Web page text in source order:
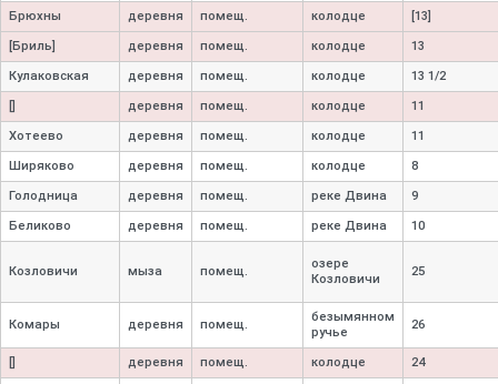
Брюхны деревня помещ. колодце [13]
[Бриль] деревня помещ. колодце 13
Кулаковская деревня помещ. колодце 13 1/2
деревня помещ. колодце 11
Хотеево деревня помещ. колодце 11
Ширяково деревня помещ. колодце 8
Голодница деревня помещ. реке Двина 9
Беликово деревня помещ. реке Двина 10
Козловичи мыза помещ.
озере
Козловичи
25
Комары деревня помещ.
безымянном
ручье
26
деревня помещ. колодце 24